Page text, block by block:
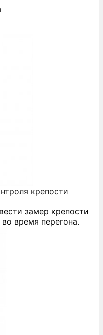
крепости
замер крепости
время перегона.